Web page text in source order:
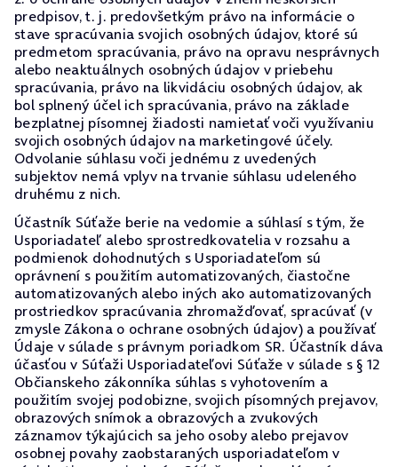
predpisov, t. j. predovšetkým právo na informácie o
stave spracúvania svojich osobných údajov, ktoré sú
predmetom spracúvania, právo na opravu nesprávnych
alebo neaktuálnych osobných údajov v priebehu
spracúvania, právo na likvidáciu osobných údajov, ak
bol splnený účel ich spracúvania, právo na základe
bezplatnej písomnej žiadosti namietať voči využívaniu
svojich osobných údajov na marketingové účely.
Odvolanie súhlasu voči jednému z uvedených
subjektov nemá vplyv na trvanie súhlasu udeleného
druhému z nich.
Účastník Súťaže berie na vedomie a súhlasí s tým, že
Usporiadateľ alebo sprostredkovatelia v rozsahu a
podmienok dohodnutých s Usporiadateľom sú
oprávnení s použitím automatizovaných, čiastočne
automatizovaných alebo iných ako automatizovaných
prostriedkov spracúvania zhromažďovať, spracúvať (v
zmysle Zákona o ochrane osobných údajov) a používať
Údaje v súlade s právnym poriadkom SR. Účastník dáva
účasťou v Súťaži Usporiadateľovi Súťaže v súlade s § 12
Občianskeho zákonníka súhlas s vyhotovením a
použitím svojej podobizne, svojich písomných prejavov,
obrazových snímok a obrazových a zvukových
záznamov týkajúcich sa jeho osoby alebo prejavov
osobnej povahy zaobstaraných usporiadateľom v